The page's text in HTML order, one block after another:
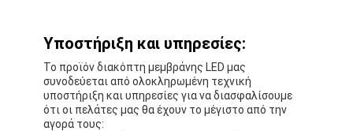
Υποστήριξη και υπηρεσίες:
Το προϊόν διακόπτη μεμβράνης LED μας
συνοδεύεται από ολοκληρωμένη τεχνική
υποστήριξη και υπηρεσίες για να διασφαλίσουμε
ότι οι πελάτες μας θα έχουν το μέγιστο από την
αγορά τους: